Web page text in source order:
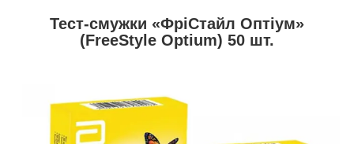
Тест-смужки «ФріСтайл Оптіум»
(FreeStyle Optium) 50 шт.